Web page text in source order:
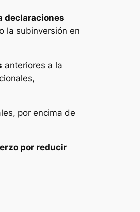
declaraciones
la subinversión en
anteriores a la
por encima de
por reducir